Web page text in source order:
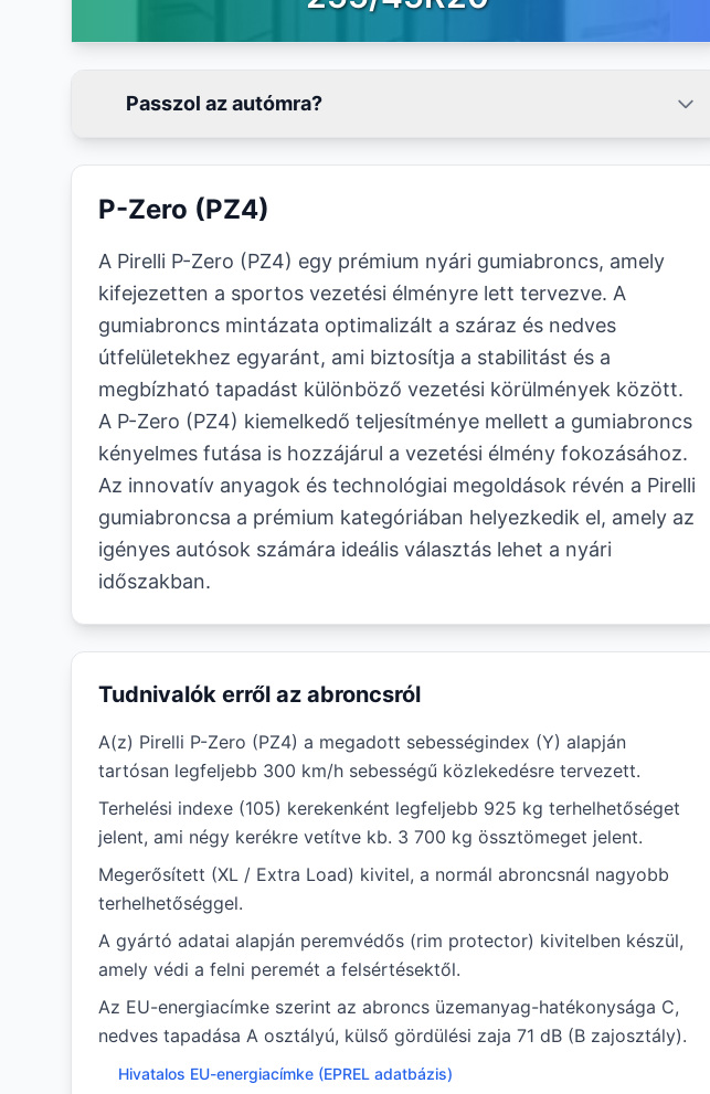
Passzol az autómra?
P-Zero (PZ4)
A Pirelli P-Zero (PZ4) egy prémium nyári gumiabroncs, amely
kifejezetten a sportos vezetési élményre lett tervezve. A
gumiabroncs mintázata optimalizált a száraz és nedves
útfelületekhez egyaránt, ami biztosítja a stabilitást és a
megbízható tapadást különböző vezetési körülmények között.
A P-Zero (PZ4) kiemelkedő teljesítménye mellett a gumiabroncs
kényelmes futása is hozzájárul a vezetési élmény fokozásához.
Az innovatív anyagok és technológiai megoldások révén a Pirelli
gumiabroncsa a prémium kategóriában helyezkedik el, amely az
igényes autósok számára ideális választás lehet a nyári
időszakban.
Tudnivalók erről az abroncsról
A(z) Pirelli P-Zero (PZ4) a megadott sebességindex (Y) alapján
tartósan legfeljebb 300 km/h sebességű közlekedésre tervezett.
Terhelési indexe (105) kerekenként legfeljebb 925 kg terhelhetőséget
jelent, ami négy kerékre vetítve kb. 3 700 kg össztömeget jelent.
Megerősített (XL / Extra Load) kivitel, a normál abroncsnál nagyobb
terhelhetőséggel.
A gyártó adatai alapján peremvédős (rim protector) kivitelben készül,
amely védi a felni peremét a felsértésektől.
Az EU-energiacímke szerint az abroncs üzemanyag-hatékonysága C,
nedves tapadása A osztályú, külső gördülési zaja 71 dB (B zajosztály).
Hivatalos EU-energiacímke (EPREL adatbázis)